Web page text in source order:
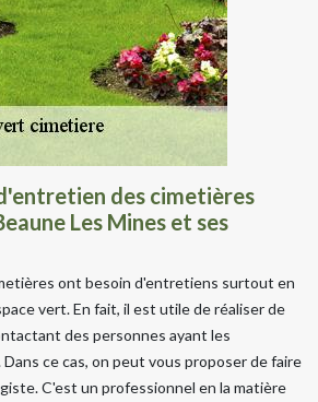
des cimetières
Les Mines et ses
ont besoin d'entretiens surtout en
vert. En fait, il est utile de réaliser de
des personnes ayant les
ce cas, on peut vous proposer de faire
C'est un professionnel en la matière